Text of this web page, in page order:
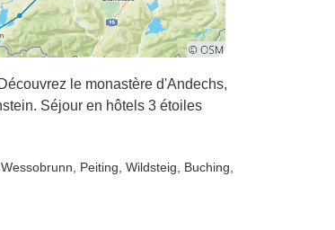
le monastère d'Andechs,
Séjour en hôtels 3 étoiles
, Wessobrunn , Peiting , Wildsteig , Buching